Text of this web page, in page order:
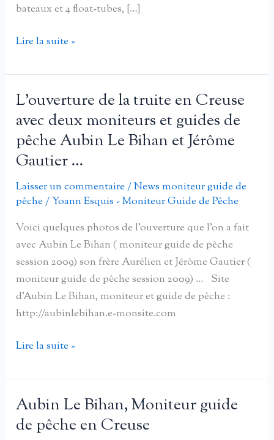
bateaux et 4 float-tubes, […]
Compétition
leurres
organisée
par
l’association
Carnacreuse
et
le
syndicat
de
l’étang
de
Méouze
Lire la suite »
L’ouverture de la truite en Creuse
avec deux moniteurs et guides de
pêche Aubin Le Bihan et Jérôme
Gautier …
Laisser un commentaire/News moniteur guide de
pêche/Yoann Esquis - Moniteur Guide de Pêche
Voici quelques photos de l’ouverture que l’on a fait
avec Aubin Le Bihan ( moniteur guide de pêche
session 2009) son frère Aurélien et Jérôme Gautier (
moniteur guide de pêche session 2009) … Site
d’Aubin Le Bihan, moniteur et guide de pêche :
http://aubinlebihan.e-monsite.com
L’ouverture
la
truite
en
Creuse
Lire la suite »
Aubin Le Bihan, Moniteur guide
de pêche en Creuse